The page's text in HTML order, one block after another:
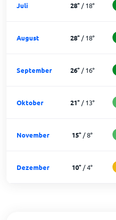
Juli 28°/18°
August 28°/18°
September 26°/16°
Oktober 21°/13°
November 15° /8°
Dezember 10° /4°